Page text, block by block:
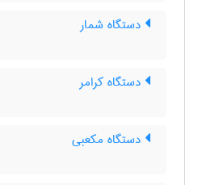
دستگاه شمار
دستگاه کرامر
دستگاه مکعبی